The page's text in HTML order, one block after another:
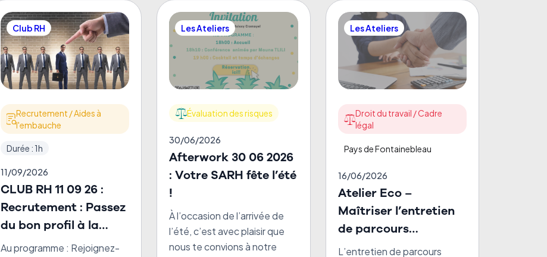
Club RH
Recrutement / Aides à
l'embauche
Durée : 1h
11/09/2026
CLUB RH 11 09 26 :
Recrutement : Passez
du bon profil à la
bonne personne !
Au programme : Rejoignez-
Les Ateliers
Évaluation des risques
30/06/2026
Afterwork 30 06 2026
: Votre SARH fête l’été
!
À l’occasion de l’arrivée de
l’été, c’est avec plaisir que
nous te convions à notre
Les Ateliers
Droit du travail / Cadre
légal
Pays de Fontainebleau
16/06/2026
Atelier Eco –
Maîtriser l’entretien
de parcours
professionnel en 2026
L’entretien de parcours